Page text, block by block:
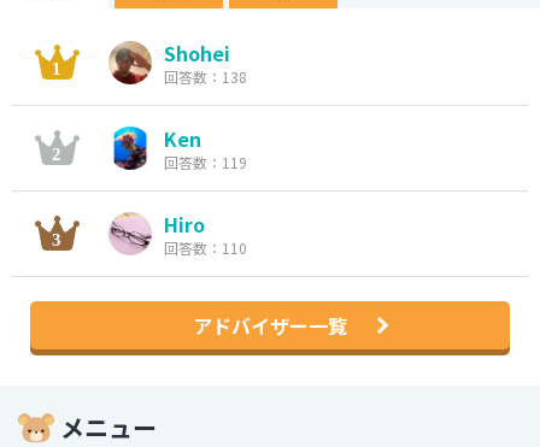
Shohei
回答数：138
Ken
回答数：119
Hiro
回答数：110
アドバイザー一覧
メニュー